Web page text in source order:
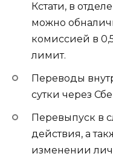
Кстати, в
можно
комиссией в
лимит.
Переводы
сутки через
Перевыпуск в
действия, а
изменении